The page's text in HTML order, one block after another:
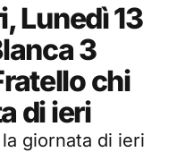
Lunedì 13
3
chi
di ieri
giornata di ieri